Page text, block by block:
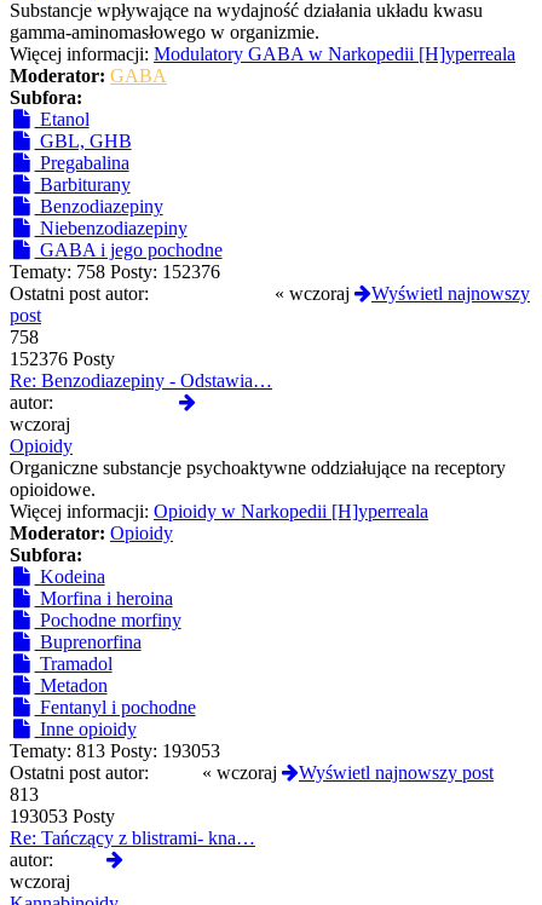
Substancje wpływające na wydajność działania układu kwasu
gamma-aminomasłowego w organizmie.
Więcej informacji: Modulatory GABA w Narkopedii [H]yperreala
Moderator: GABA
Subfora:
Etanol
GBL, GHB
Pregabalina
Barbiturany
Benzodiazepiny
Niebenzodiazepiny
GABA i jego pochodne
Tematy: 758 Posty: 152376
Ostatni post autor:
« wczoraj
Wyświetl najnowszy
post
758
152376 Posty
Re: Benzodiazepiny - Odstawia…
autor:
wczoraj
Opioidy
Organiczne substancje psychoaktywne oddziałujące na receptory
opioidowe.
Więcej informacji: Opioidy w Narkopedii [H]yperreala
Moderator: Opioidy
Subfora:
Kodeina
Morfina i heroina
Pochodne morfiny
Buprenorfina
Tramadol
Metadon
Fentanyl i pochodne
Inne opioidy
Tematy: 813 Posty: 193053
Ostatni post autor:
« wczoraj
Wyświetl najnowszy post
813
193053 Posty
Re: Tańczący z blistrami- kna…
autor:
wczoraj